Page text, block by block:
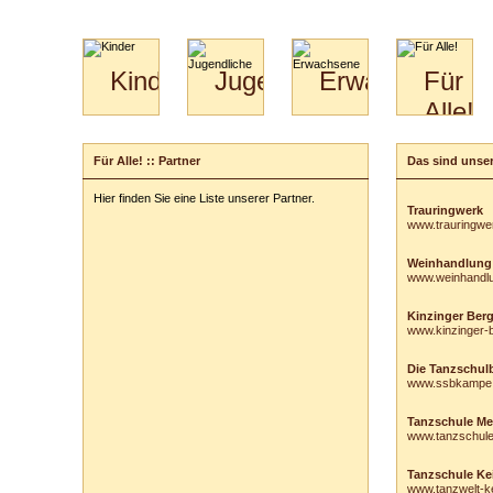
Kinder
Kids
&
Kiga-
Kids
JugendlicheErwachsene
Specials
Paare
Hochzeitstanzkurs
Für
Alle!
Bilder
Download
Video
Partner
Für Alle! :: Partner
Hier finden Sie eine Liste unserer Partner.
Das sind
Trauringwerk
Kinzinger
www.kinzinger-
Die
Tanzschule
Tanzschule
www.tanzwelt-